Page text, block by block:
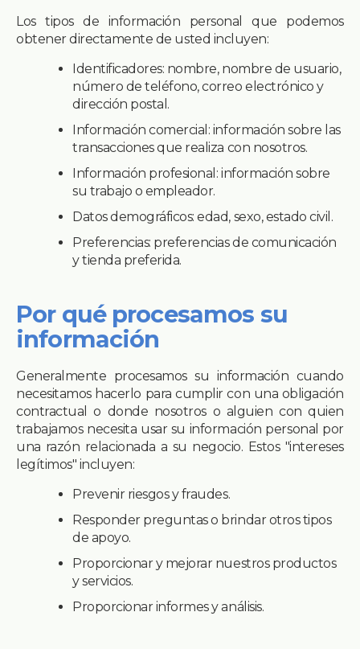
Los tipos de información personal que podemos
obtener directamente de usted incluyen:
Identificadores: nombre, nombre de usuario,
número de teléfono, correo electrónico y
dirección postal.
Información comercial: información sobre las
transacciones que realiza con nosotros.
Información profesional: información sobre
su trabajo o empleador.
Datos demográficos: edad, sexo, estado civil.
Preferencias: preferencias de comunicación
y tienda preferida.
Por qué procesamos su
información
Generalmente procesamos su información cuando
necesitamos hacerlo para cumplir con una obligación
contractual o donde nosotros o alguien con quien
trabajamos necesita usar su información personal por
una razón relacionada a su negocio. Estos "intereses
legítimos" incluyen:
Prevenir riesgos y fraudes.
Responder preguntas o brindar otros tipos
de apoyo.
Proporcionar y mejorar nuestros productos
y servicios.
Proporcionar informes y análisis.